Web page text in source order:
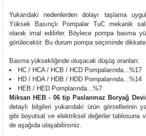
Yukarıdaki nedenlerden dolayı taşlama
Yüksek Basınçlı Pompalar TuC mekanik
olarak imal edilirler. Böylece pompa basma
görülecektir. Bu durum pompa seçiminde dikkate
Basma yüksekliğinde oluşacak düşüş oranları:
HC / HCA / HCB / HCD Pompalarında...%17
HD / HDA / HDB / HDD Pompalarında...%14
HEB / HED Pomplarında...%7
Miksan HEB - 06 tip Paslanmaz Boryağ
detaylı bilgileri yukarıdaki ürün görsellerinin
gibi boyutsal ve elektriksel değerler tablosuna
de aşağıda ulaşabilirsiniz.